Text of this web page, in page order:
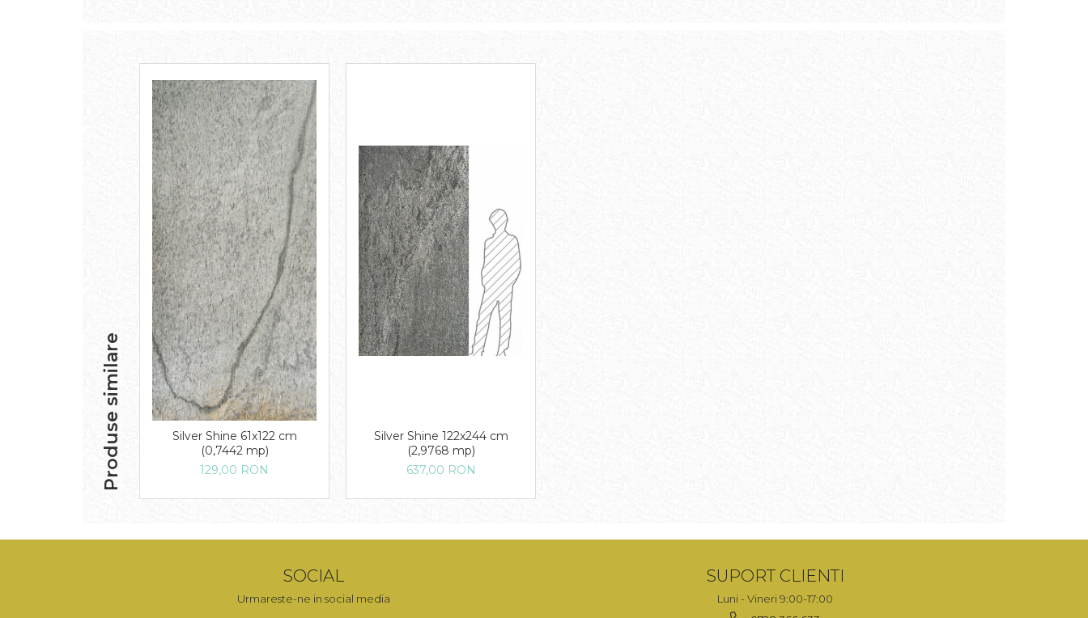
Produse similare
Silver Shine 61x122 cm
(0,7442 mp)
129,00 RON
Silver Shine 122x244 cm
(2,9768 mp)
637,00 RON
SOCIAL
Urmareste-ne in social media
SUPORT CLIENTI
Luni - Vineri 9:00-17:00